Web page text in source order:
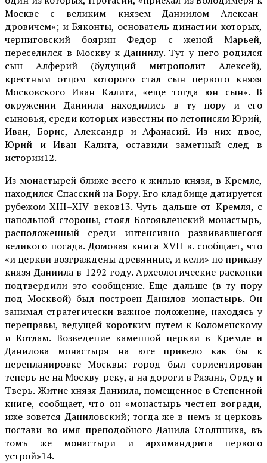
Москве с великим князем Даниилом Алексан­
дровичем»; и Бяконты, основатель династии кото­рых,
черниговский боярин Федор с женой Марьей,
переселился в Москву к Даниилу. Тут у него родил­ся
сын Алферий (будущий митрополит Алексей),
крестным отцом которого стал сын первого князя
Московского Иван Калита, «еще тогда юн сын». В
окружении Даниила находились в ту пору и его
сыновья, среди которых известны по летописям Юрий,
Иван, Борис, Александр и Афанасий. Из них двое,
Юрий и Иван Калита, оставили заметный след в
истории12.
Из монастырей ближе всего к жилью князя, в Кремле,
находился Спасский на Бору. Его кладбище дати­руется
рубежом XIII–XIV веков13. Чуть дальше от Кремля, с
напольной стороны, стоял Богоявленский монастырь,
расположенный среди интенсивно развивавшегося
великого поса­да. Домовая книга XVII в. сообщает, что
«и церкви возграждены древянные, и кели» по приказу
князя Даниила в 1292 году. Археологические раскопки
подтвердили это сообщение. Еще дальше (в ту пору
под Москвой) был построен Данилов монас­тырь. Он
занимал стратегически важное положе­ние, находясь у
переправы, ведущей коротким путем к Коломенскому
и Котлам. Возведение ка­менной церкви в Кремле и
Данилова монастыря на юге привело как бы к
перепланировке Москвы: город был сориентирован
теперь не на Москву-реку, а на дороги в Рязань, Орду и
Тверь. Житие князя Даниила, помещенное в Степенной
книге, сообщает, что он «монастырь честен вогради,
иже зовется Даниловский; тогда же в немъ и церковь
постави во имя преподобного Данила Столпника, въ
томъ же монастыри и архимандрита первого
устрой»14.